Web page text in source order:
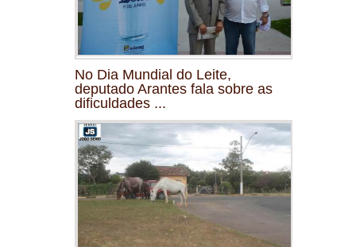
No Dia Mundial do Leite,
deputado Arantes fala sobre as
dificuldades ...